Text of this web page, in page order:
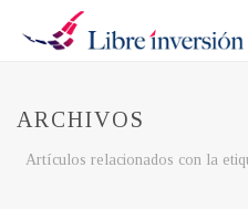
ARCHIVOS
Artículos relacionados con la